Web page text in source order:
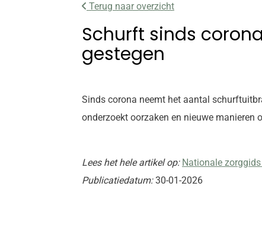
Terug naar overzicht
Schurft sinds
gestegen
Sinds corona neemt het aantal
onderzoekt oorzaken en nieuwe manieren
Lees het hele artikel op: Nationale zorggids
Publicatiedatum:30-01-2026